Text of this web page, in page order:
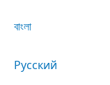
বাংলা
Русский